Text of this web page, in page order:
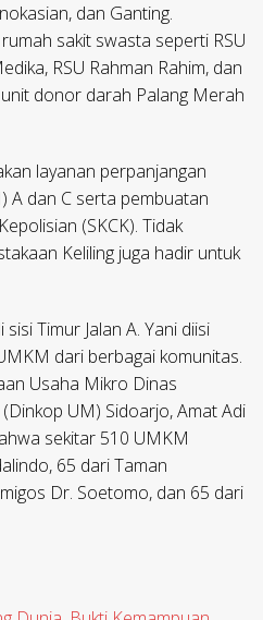
dan Ganting.
sakit swasta seperti RSU
RSU Rahman Rahim, dan
donor darah Palang Merah
layanan perpanjangan
A dan C serta pembuatan
(SKCK). Tidak
Keliling juga hadir untuk
Timur Jalan A. Yani diisi
dari berbagai komunitas.
Usaha Mikro Dinas
UM) Sidoarjo, Amat Adi
sekitar 510 UMKM
65 dari Taman
Dr. Soetomo, dan 65 dari